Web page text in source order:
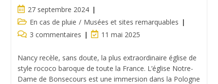
Publication
publiée :
27 septembre 2024
Post
category:
En cas de pluie / Musées et sites remarquables
Commentaires
la
publication :
3 commentaires
Dernière
de
publication :
11 mai 2025
Nancy recèle, sans doute, la plus extraordinaire église de
style rococo baroque de toute la France. L’église Notre-
Dame de Bonsecours est une immersion dans la Pologne